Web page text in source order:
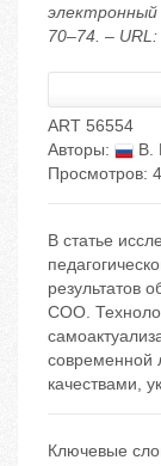
электронный
70–74. –
ART 56554
Авторы:
В.
Просмотров:
В статье
результатов
СОО.
современной
качествами,
Ключевые